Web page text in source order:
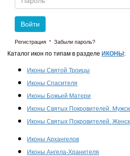
Войти
Регистрация · Забыли пароль?
Каталог икон по типам в разделе ИКОНЫ :
Иконы Святой Троицы
Иконы Спасителя
Иконы Божьей Матери
Иконы Святых Покровителей.
Иконы Святых Покровителей.
Иконы Архангелов
Иконы Ангела-Хранителя